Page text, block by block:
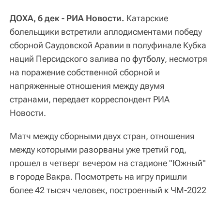
ДОХА, 6 дек - РИА Новости. Катарские
болельщики встретили аплодисментами победу
сборной Саудовской Аравии в полуфинале Кубка
наций Персидского залива пофутболу, несмотря
на поражение собственной сборной и
напряженные отношения между двумя
странами, передает корреспондент РИА
Новости.
Матч между сборными двух стран, отношения
между которыми разорваны уже третий год,
прошел в четверг вечером на стадионе "Южный"
в городе Вакра. Посмотреть на игру пришли
более 42 тысяч человек, построенный к ЧМ-2022